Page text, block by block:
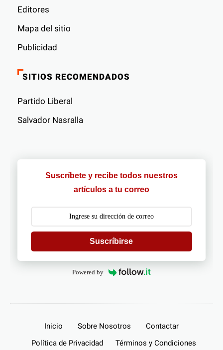
Editores
Mapa del sitio
Publicidad
SITIOS RECOMENDADOS
Partido Liberal
Salvador Nasralla
Suscríbete y recibe todos nuestros
artículos a tu correo
Suscríbirse
Powered by
Inicio Sobre Nosotros
Contactar
Política de Privacidad
Términos y Condiciones